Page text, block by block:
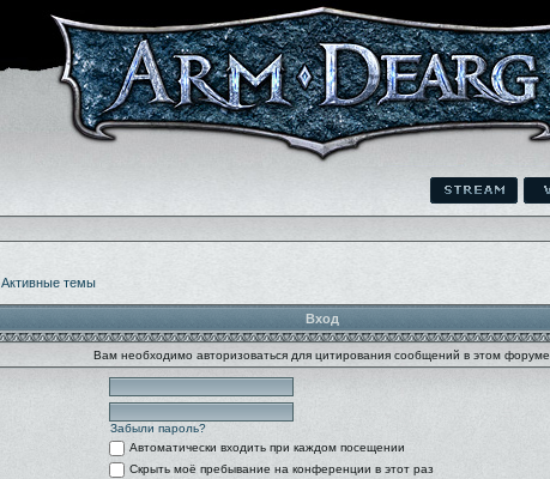
Активные темы
Вход
Вам необходимо авторизоваться для цитирования сообщений в этом форуме.
Забыли пароль?
Автоматически входить при каждом посещении
Скрыть моё пребывание на конференции в этот раз